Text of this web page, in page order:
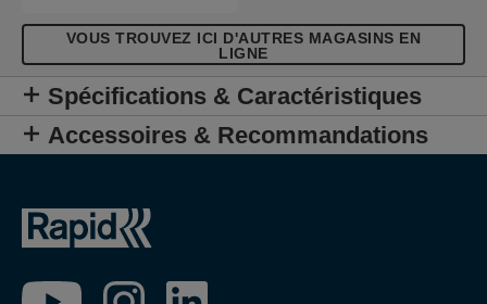
VOUS TROUVEZ ICI D'AUTRES MAGASINS EN
LIGNE
Spécifications & Caractéristiques
Accessoires & Recommandations